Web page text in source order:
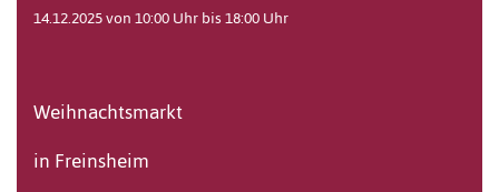
14.12.2025 von 10:00 Uhr bis 18:00 Uhr
Weihnachtsmarkt
in Freinsheim